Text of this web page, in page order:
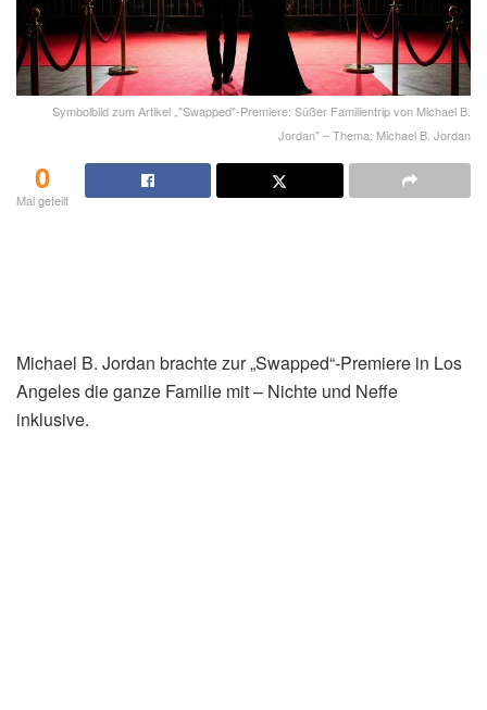
Symbolbild zum Artikel „"Swapped"-Premiere: Süßer Familientrip von Michael B.
Jordan" – Thema: Michael B. Jordan
0
Mal geteilt
Michael B. Jordan brachte zur „Swapped“-Premiere in Los
Angeles die ganze Familie mit – Nichte und Neffe
inklusive.